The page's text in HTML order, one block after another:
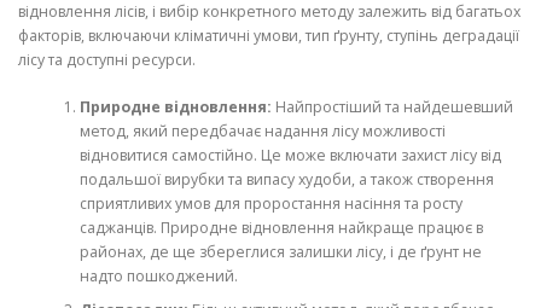
відновлення лісів, і вибір конкретного методу залежить від багатьох
факторів, включаючи кліматичні умови, тип ґрунту, ступінь деградації
лісу та доступні ресурси.
Природне відновлення: Найпростіший та найдешевший
метод, який передбачає надання лісу можливості
відновитися самостійно. Це може включати захист лісу від
подальшої вирубки та випасу худоби, а також створення
сприятливих умов для проростання насіння та росту
саджанців. Природне відновлення найкраще працює в
районах, де ще збереглися залишки лісу, і де ґрунт не
надто пошкоджений.